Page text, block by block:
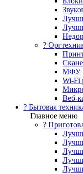
?️
МФУ
Wi-Fi
Веб-
? Бытовая
Главное меню
?